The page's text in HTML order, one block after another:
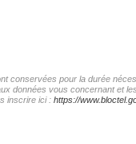
conservées pour la durée
données vous concernant et
inscrire ici : https://